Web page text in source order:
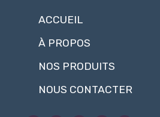
ACCUEIL
À PROPOS
NOS PRODUITS
NOUS CONTACTER